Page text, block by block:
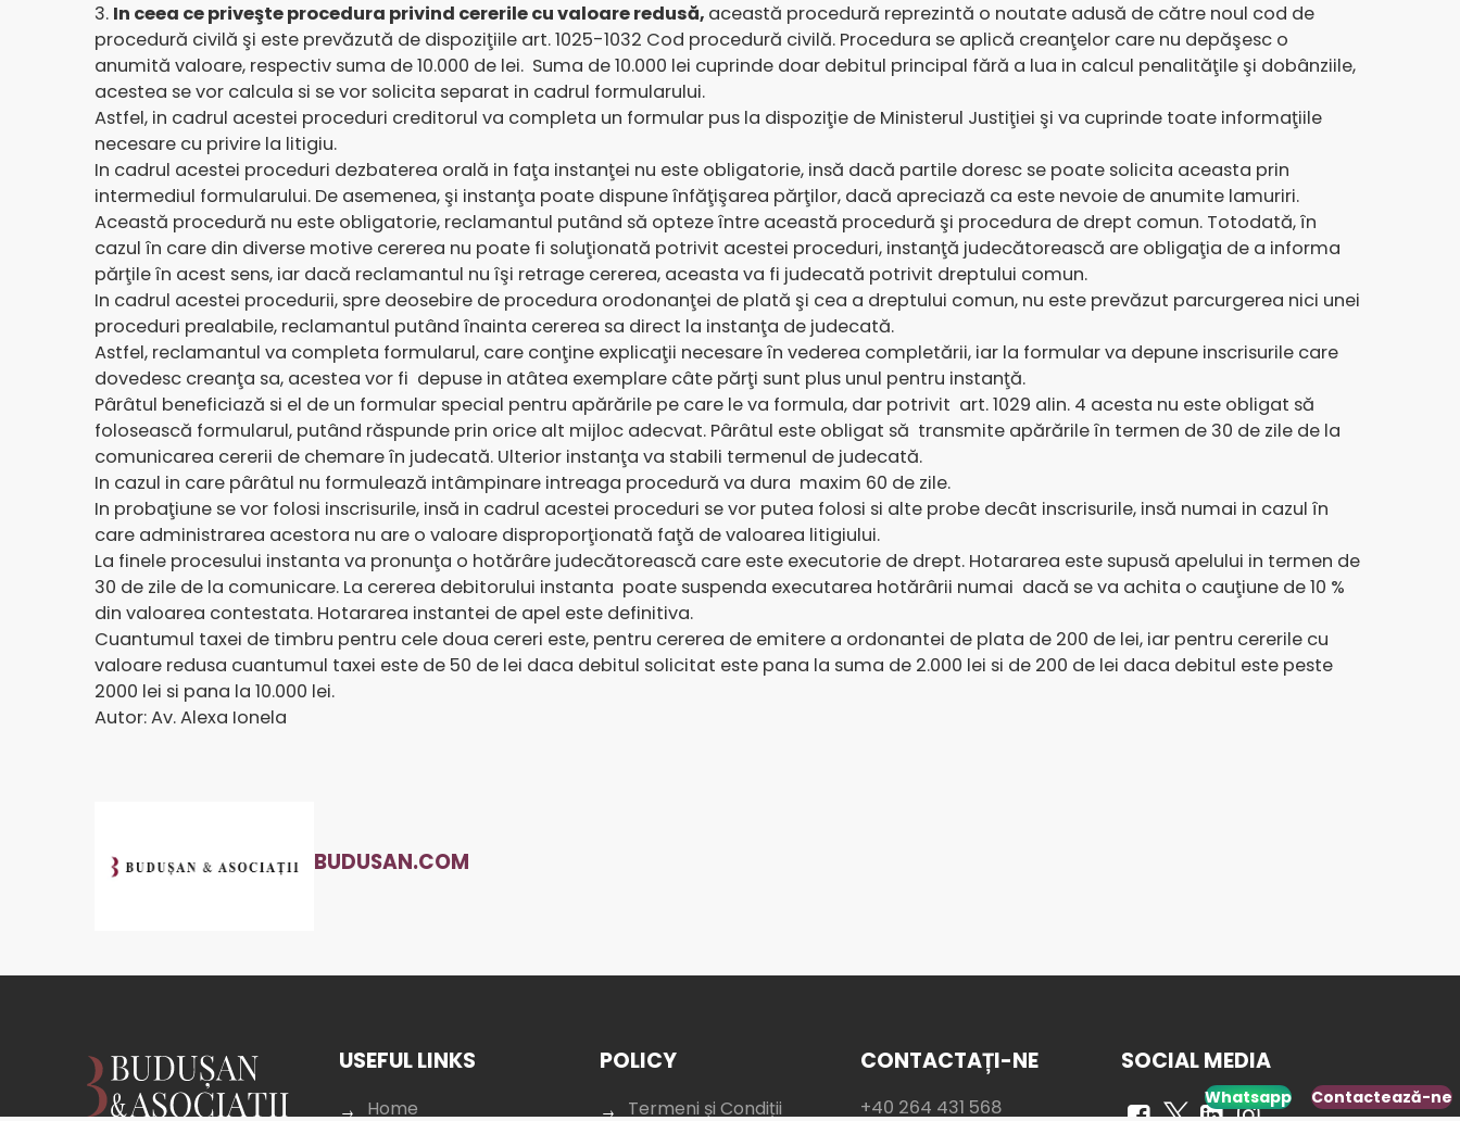
3. In ceea ce priveşte procedura privind cererile cu valoare redusă, această procedură reprezintă o noutate adusă de către noul cod de
procedură civilă şi este prevăzută de dispoziţiile art. 1025-1032 Cod procedură civilă. Procedura se aplică creanţelor care nu depăşesc o
anumită valoare, respectiv suma de 10.000 de lei. Suma de 10.000 lei cuprinde doar debitul principal fără a lua in calcul penalităţile şi dobânziile,
acestea se vor calcula si se vor solicita separat in cadrul formularului.
Astfel, in cadrul acestei proceduri creditorul va completa un formular pus la dispoziţie de Ministerul Justiţiei şi va cuprinde toate informaţiile
necesare cu privire la litigiu.
In cadrul acestei proceduri dezbaterea orală in faţa instanţei nu este obligatorie, insă dacă partile doresc se poate solicita aceasta prin
intermediul formularului. De asemenea, şi instanţa poate dispune înfăţişarea părţilor, dacă apreciază ca este nevoie de anumite lamuriri.
Această procedură nu este obligatorie, reclamantul putând să opteze între această procedură şi procedura de drept comun. Totodată, în
cazul în care din diverse motive cererea nu poate fi soluţionată potrivit acestei proceduri, instanţă judecătorească are obligaţia de a informa
părţile în acest sens, iar dacă reclamantul nu îşi retrage cererea, aceasta va fi judecată potrivit dreptului comun.
In cadrul acestei procedurii, spre deosebire de procedura orodonanţei de plată şi cea a dreptului comun, nu este prevăzut parcurgerea nici unei
proceduri prealabile, reclamantul putând înainta cererea sa direct la instanţa de judecată.
Astfel, reclamantul va completa formularul, care conţine explicaţii necesare în vederea completării, iar la formular va depune inscrisurile care
dovedesc creanţa sa, acestea vor fi depuse in atâtea exemplare câte părţi sunt plus unul pentru instanţă.
Pârâtul beneficiază si el de un formular special pentru apărările pe care le va formula, dar potrivit art. 1029 alin. 4 acesta nu este obligat să
folosească formularul, putând răspunde prin orice alt mijloc adecvat. Pârâtul este obligat să transmite apărările în termen de 30 de zile de la
comunicarea cererii de chemare în judecată. Ulterior instanţa va stabili termenul de judecată.
In cazul in care pârâtul nu formulează intâmpinare intreaga procedură va dura maxim 60 de zile.
In probaţiune se vor folosi inscrisurile, insă in cadrul acestei proceduri se vor putea folosi si alte probe decât inscrisurile, insă numai in cazul în
care administrarea acestora nu are o valoare disproporţionată faţă de valoarea litigiului.
La finele procesului instanta va pronunţa o hotărâre judecătorească care este executorie de drept. Hotararea este supusă apelului in termen de
30 de zile de la comunicare. La cererea debitorului instanta poate suspenda executarea hotărârii numai dacă se va achita o cauţiune de 10 %
din valoarea contestata. Hotararea instantei de apel este definitiva.
Cuantumul taxei de timbru pentru cele doua cereri este, pentru cererea de emitere a ordonantei de plata de 200 de lei, iar pentru cererile cu
valoare redusa cuantumul taxei este de 50 de lei daca debitul solicitat este pana la suma de 2.000 lei si de 200 de lei daca debitul este peste
2000 lei si pana la 10.000 lei.
Autor: Av. Alexa Ionela
BUDUSAN.COM
Whatsapp Contactează-ne
USEFUL LINKS
Home
POLICY
Termeni și Condiții
CONTACTAȚI-NE
+40 264 431 568
SOCIAL MEDIA